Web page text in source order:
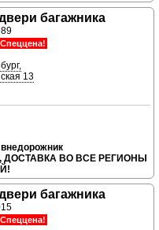
багажника
Спеццена!
13
внедорожник
ВО ВСЕ РЕГИОНЫ
багажника
Спеццена!